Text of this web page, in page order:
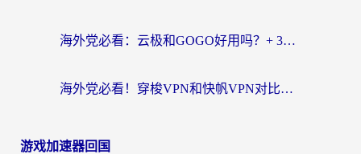
海外党必看：云极和GOGO好用吗？+ 3步选对回国加速器，流畅看CCTV5海外直播
海外党必看！穿梭VPN和快帆VPN对比哪个回国效果更好？——3款冷门加速器实测+终极选择建议
游戏加速器回国